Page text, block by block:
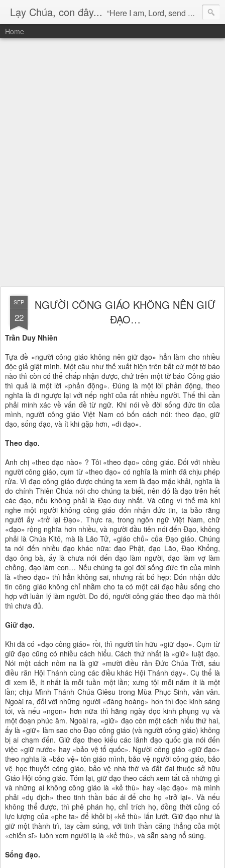
Lạy Chúa, con đây... “Here I am, Lord, send me!” (Isaiah 6:8)
Home
SEP
22
NGƯỜI CÔNG GIÁO KHÔNG NÊN GIỮ
ĐẠO…
Trần Duy Nhiên
Tựa đề «người công giáo không nên giữ đạo» hẳn làm cho nhiều
độc giả giật mình. Một câu như thế xuất hiện trên bất cứ một tờ báo
nào thì còn có thể chấp nhận được, chứ trên một tờ báo Công giáo
thì quả là một lời «phản động». Đúng là một lời phản động, theo
nghĩa là đi ngược lại với nếp nghĩ của rất nhiều người. Thế thì cần
phải minh xác về vấn đề từ ngữ. Khi nói về đời sống đức tin của
mình, người công giáo Việt Nam có bốn cách nói: theo đạo, giữ
đạo, sống đạo, và ít khi gặp hơn, «đi đạo».
Theo đạo.
Anh chị «theo đạo nào» ? Tôi «theo đạo» công giáo. Đối với nhiều
người công giáo, cụm từ «theo đạo» có nghĩa là mình đã chịu phép
rửa. Vì đạo công giáo được chúng ta xem là đạo mặc khải, nghĩa là
do chính Thiên Chúa nói cho chúng ta biết, nên đó là đạo trên hết
các đạo, nếu không phải là Đạo duy nhất. Và cũng vì thế mà khi
nghe một người không công giáo đón nhận đức tin, ta bảo rằng
người ấy «trở lại Đạo». Thực ra, trong ngôn ngữ Việt Nam, chữ
«đạo» rộng nghĩa hơn nhiều, và người đầu tiên nói đến Đạo, không
phải là Chúa Kitô, mà là Lão Tử, «giáo chủ» của Đạo giáo. Chúng
ta nói đến nhiều đạo khác nữa: đạo Phật, đạo Lão, Đạo Khổng,
đạo ông bà, ấy là chưa nói đến đạo làm người, đạo làm vợ làm
chồng, đạo làm con… Nếu chúng ta gọi đời sống đức tin của mình
là «theo đạo» thì hẳn không sai, nhưng rất bó hẹp: Đón nhận đức
tin công giáo không chỉ nhằm cho ta có một cái đạo hầu sống cho
hợp với luân lý làm người. Do đó, người công giáo theo đạo mà thôi
thì chưa đủ.
Giữ đạo.
Khi đã có «đạo công giáo» rồi, thì người tín hữu «giữ đạo». Cụm từ
giữ đạo cũng có nhiều cách hiểu. Cách thứ nhất là «giữ» luật đạo.
Nói một cách nôm na là giữ «mười điều răn Đức Chúa Trời, sáu
điều răn Hội Thánh cùng các điều khác Hội Thánh dạy». Cụ thể là
đi xem lễ, ít nhất là mỗi tuần một lần; xưng tội mỗi năm ít là một
lần; chịu Mình Thánh Chúa Giêsu trong Mùa Phục Sinh, vân vân.
Ngoài ra, đối với những người «đàng hoàng» hơn thì đọc kinh sáng
tối, và nếu «ngon» hơn nữa thì hằng ngày đọc kinh phụng vụ và
một đoạn phúc âm. Ngoài ra, «giữ» đạo còn một cách hiểu thứ hai,
ấy là «giữ» làm sao cho Đạo công giáo (và người công giáo) không
bị ai chạm đến. Giữ đạo theo kiểu các lãnh đạo quốc gia nói đến
việc «giữ nước» hay «bảo vệ tổ quốc». Người công giáo «giữ đạo»
theo nghĩa là «bảo vệ» tôn giáo mình, bảo vệ người công giáo, bảo
vệ học thuyết công giáo, bảo vệ nhà thờ và đất đai thuộc sở hữu
Giáo Hội công giáo. Tóm lại, giữ đạo theo cách xem tất cả những gì
và những ai không công giáo là «kẻ thù» hay «lạc đạo» mà mình
phải «dụ địch» theo tinh thần bác ái để cho họ «trở lại». Và nếu
không thể được, thì phê phán họ, chỉ trích họ, đồng thời củng cố
lực lượng của «phe ta» để khỏi bị «kẻ thù» lấn lướt. Giữ đạo như là
giữ một thành trì, tay cầm súng, với tinh thần căng thẳng của một
«chiến sĩ» luôn xem người lạ là «kẻ thù», và sẵn sàng nổ súng.
Sống đạo.